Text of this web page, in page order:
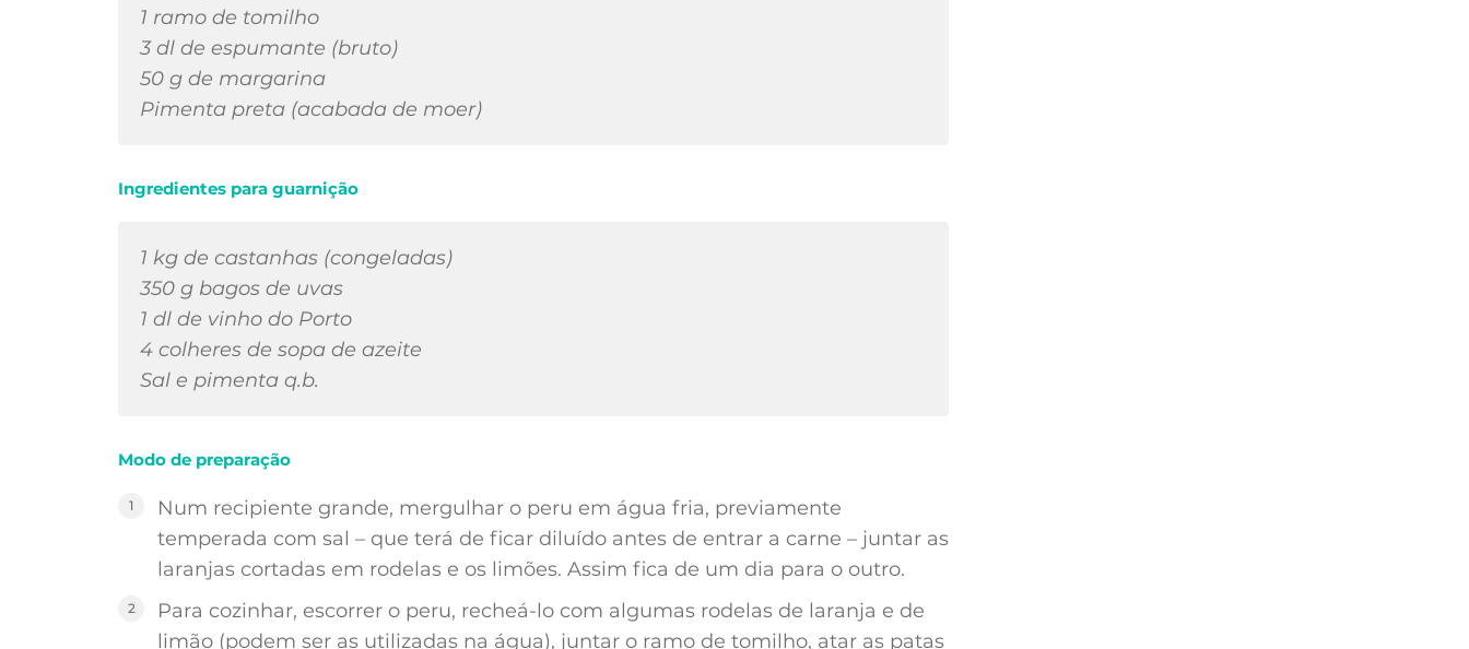
1 ramo de tomilho
3 dl de espumante (bruto)
50 g de margarina
Pimenta preta (acabada de moer)
Ingredientes para guarnição
1 kg de castanhas (congeladas)
350 g bagos de uvas
1 dl de vinho do Porto
4 colheres de sopa de azeite
Sal e pimenta q.b.
Modo de preparação
Num recipiente grande, mergulhar o peru em água fria, previamente
temperada com sal – que terá de ficar diluído antes de entrar a carne – juntar as
laranjas cortadas em rodelas e os limões. Assim fica de um dia para o outro.
Para cozinhar, escorrer o peru, recheá-lo com algumas rodelas de laranja e de
limão (podem ser as utilizadas na água), juntar o ramo de tomilho, atar as patas